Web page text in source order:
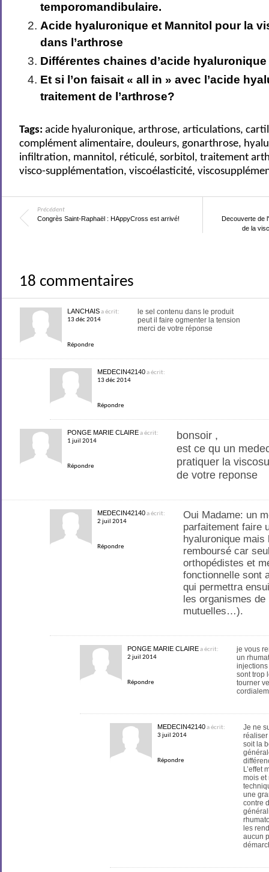
temporomandibulaire.
Acide hyaluronique et Mannitol pour la
dans l’arthrose
Différentes chaines d’acide
Et si l’on faisait « all in » avec l’acide
traitement de l’arthrose?
Tags:acide hyaluronique,arthrose,articulations,
complément alimentaire,douleurs,gonarthrose,
infiltration, mannitol, réticulé,sorbitol,traitement
visco-supplémentation,viscoélasticité,
Précédent
Congrès Saint-Raphaël : HAppyCross est arrivé!
Decouverte de
de la
18 commentaires
LANCHAISa écrit:
13 déc 2014
Répondre
le sel contenu dans le produit
peut il faire ogmenter la tension
merci de votre réponse
MEDECIN42140a écrit:
13 déc 2014
Répondre
PONGE MARIE CLAIREa écrit:
1 juil 2014
Répondre
bonsoir ,
est ce qu un
pratiquer la
de votre reponse
MEDECIN42140a écrit:
2 juil 2014
Répondre
Oui Madame: un
parfaitement faire
hyaluronique
remboursé car
orthopédistes et
fonctionnelle sont
qui permettra
les organismes
mutuelles…).
PONGE MARIE CLAIREa écrit:
2 juil 2014
Répondre
je vous
un
sont trop
tourner
MEDECIN42140a écrit:
3 juil 2014
Répondre
Je ne
soit la
L’effet
mois et
une
contre
les
aucun